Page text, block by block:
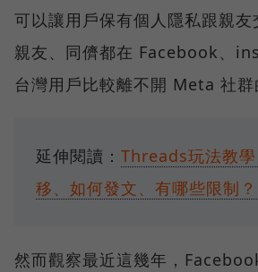
可以讓用戶保有個人隱私跟親友
親友、同儕都在 Facebook、
台灣用戶比較離不開 Meta 社群
延伸閱讀： Threads玩法教
移、如何發文、有哪些限制？
然而觀察最近這幾年，